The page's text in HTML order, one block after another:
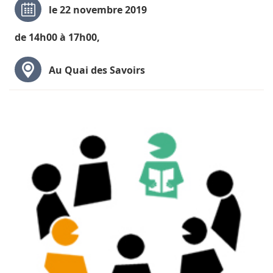
le 22 novembre 2019
de 14h00 à 17h00,
Au Quai des Savoirs